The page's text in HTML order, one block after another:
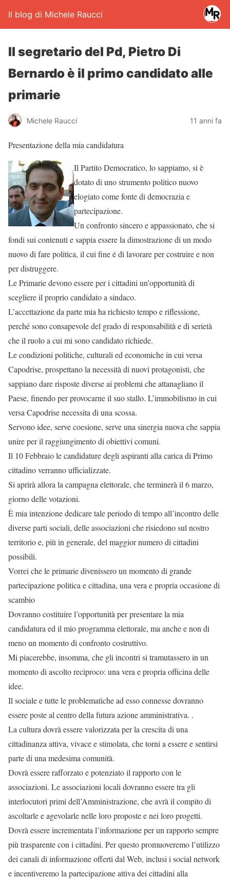
Il blog di Michele Raucci
Il segretario del Pd, Pietro Di
Bernardo è il primo candidato alle
primarie
Michele Raucci 11 anni fa
Presentazione della mia candidatura
Il Partito Democratico, lo sappiamo, si è
dotato di uno strumento politico nuovo
elogiato come fonte di democrazia e
partecipazione.
Un confronto sincero e appassionato, che si
fondi sui contenuti e sappia essere la dimostrazione di un modo
nuovo di fare politica, il cui fine é di lavorare per costruire e non
per distruggere.
Le Primarie devono essere per i cittadini un’opportunità di
scegliere il proprio candidato a sindaco.
L’accettazione da parte mia ha richiesto tempo e riflessione,
perché sono consapevole del grado di responsabilità e di serietà
che il ruolo a cui mi sono candidato richiede.
Le condizioni politiche, culturali ed economiche in cui versa
Capodrise, prospettano la necessità di nuovi protagonisti, che
sappiano dare risposte diverse ai problemi che attanagliano il
Paese, finendo per provocarne il suo stallo. L’immobilismo in cui
versa Capodrise necessita di una scossa.
Servono idee, serve coesione, serve una sinergia nuova che sappia
unire per il raggiungimento di obiettivi comuni.
Il 10 Febbraio le candidature degli aspiranti alla carica di Primo
cittadino verranno ufficializzate.
Si aprirà allora la campagna elettorale, che terminerà il 6 marzo,
giorno delle votazioni.
È mia intenzione dedicare tale periodo di tempo all’incontro delle
diverse parti sociali, delle associazioni che risiedono sul nostro
territorio e, più in generale, del maggior numero di cittadini
possibili.
Vorrei che le primarie divenissero un momento di grande
partecipazione politica e cittadina, una vera e propria occasione di
scambio
Dovranno costituire l’opportunità per presentare la mia
candidatura ed il mio programma elettorale, ma anche e non di
meno un momento di confronto costruttivo.
Mi piacerebbe, insomma, che gli incontri si tramutassero in un
momento di ascolto reciproco: una vera e propria officina delle
idee.
Il sociale e tutte le problematiche ad esso connesse dovranno
essere poste al centro della futura azione amministrativa. .
La cultura dovrà essere valorizzata per la crescita di una
cittadinanza attiva, vivace e stimolata, che torni a essere e sentirsi
parte di una medesima comunità.
Dovrà essere rafforzato e potenziato il rapporto con le
associazioni. Le associazioni locali dovranno essere tra gli
interlocutori primi dell’Amministrazione, che avrà il compito di
ascoltarle e agevolarle nelle loro proposte e nei loro progetti.
Dovrà essere incrementata l’informazione per un rapporto sempre
più trasparente con i cittadini. Per questo promuoveremo l’utilizzo
dei canali di informazione offerti dal Web, inclusi i social network
e incentiveremo la partecipazione attiva dei cittadini alla